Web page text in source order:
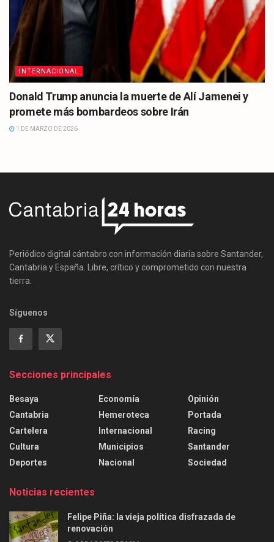
INTERNACIONAL
Donald Trump anuncia la muerte de Alí Jamenei y
promete más bombardeos sobre Irán
1 DE MARZO DE 2026
Periódico digital cántabro con información diaria sobre Santander,
Cantabria y España. Libre, crítico y comprometido con nuestra
tierra.
Síguenos
Secciones principales
Besaya
Cantabria
Cartelera
Cultura
Deportes
Economía
Hemeroteca
Internacional
Municipios
Nacional
Opinión
Portada
Racing
Santander
Sociedad
Noticias recientes
Felipe Piña: la vieja política disfrazada de
renovación